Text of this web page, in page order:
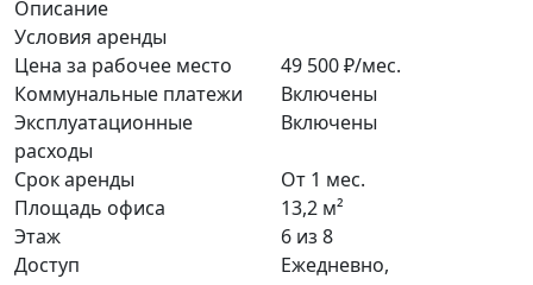
Описание
Условия аренды
Цена за рабочее место
49 500 ₽/мес.
Коммунальные платежи
Включены
Эксплуатационные
расходы
Включены
Срок аренды
От 1 мес.
Площадь офиса
13,2 м²
Этаж
6 из 8
Доступ
Ежедневно,